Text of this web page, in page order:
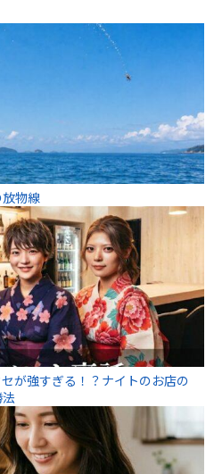
物線
が強すぎる！？ナイトのお店の